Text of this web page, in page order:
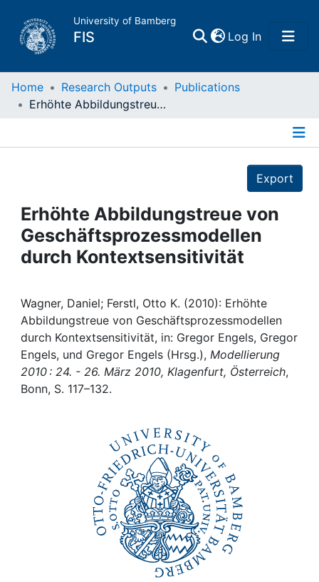
University of Bamberg
FIS Log In(current)
Home
Projects
People
Awards
My FIS
Help
Home Research Outputs
Publications
Erhöhte Abbildungstreue von Geschäftsprozessmodellen durch Kontextsensitivität
Export
Erhöhte Abbildungstreue von
Geschäftsprozessmodellen
durch Kontextsensitivität
Wagner, Daniel; Ferstl, Otto K. (2010): Erhöhte
Abbildungstreue von Geschäftsprozessmodellen
durch Kontextsensitivität, in: Gregor Engels, Gregor
Engels, und Gregor Engels (Hrsg.), Modellierung
2010 : 24. - 26. März 2010, Klagenfurt, Österreich,
Bonn, S. 117–132.